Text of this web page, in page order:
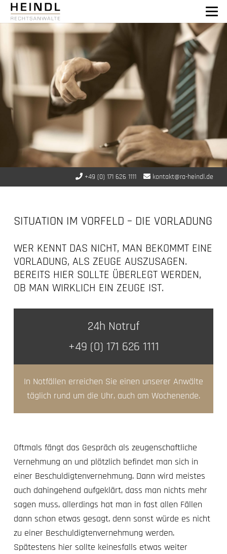
+49 (0) 171 626 1111 kontakt@ra-heindl.de
SITUATION IM VORFELD – DIE VORLADUNG
WER KENNT DAS NICHT, MAN BEKOMMT EINE
VORLADUNG, ALS ZEUGE AUSZUSAGEN.
BEREITS HIER SOLLTE ÜBERLEGT WERDEN,
OB MAN WIRKLICH EIN ZEUGE IST.
24h Notruf
+49 (0) 171 626 1111
In Notfällen erreichen Sie einen unserer Anwälte
täglich rund um die Uhr, auch am Wochenende.
Oftmals fängt das Gespräch als zeugenschaftliche
Vernehmung an und plötzlich befindet man sich in
einer Beschuldigtenvernehmung. Dann wird meistes
auch dahingehend aufgeklärt, dass man nichts mehr
sagen muss, allerdings hat man in fast allen Fällen
dann schon etwas gesagt, denn sonst würde es nicht
zu einer Beschuldigtenvernehmung werden.
Spätestens hier sollte keinesfalls etwas weiter